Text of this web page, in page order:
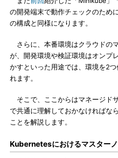
の開発端末で動作チェックのため
の構成と同様になります。
さらに、本番環境はクラウドの
が、開発環境や検証環境はオンプ
かすといった用途では、環境を2
れます。
そこで、ここからはマネージド
で共通に理解しておかなければな
ことを解説します。
Kubernetesにおけるマスター